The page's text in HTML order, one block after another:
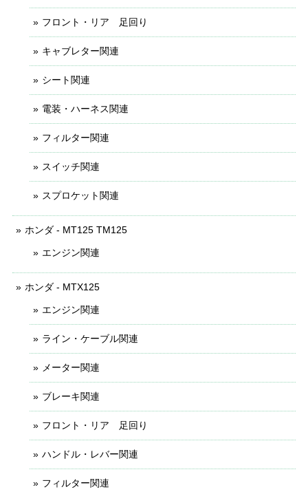
フロント・リア 足回り
キャブレター関連
シート関連
電装・ハーネス関連
フィルター関連
スイッチ関連
スプロケット関連
ホンダ - MT125 TM125
エンジン関連
ホンダ - MTX125
エンジン関連
ライン・ケーブル関連
メーター関連
ブレーキ関連
フロント・リア 足回り
ハンドル・レバー関連
フィルター関連